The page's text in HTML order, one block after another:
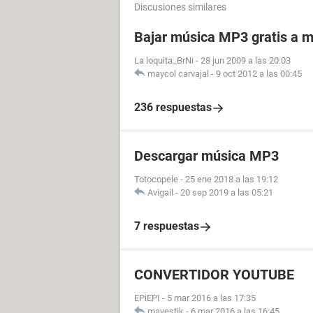
Discusiones similares
Bajar música MP3 gratis a
La loquita_BrNi - 28 jun 2009 a las 20:03
maycol carvajal - 9 oct 2012 a las 00:45
236 respuestas
Descargar música MP3
Totocopele - 25 ene 2018 a las 19:12
Avigail - 20 sep 2019 a las 05:21
7 respuestas
CONVERTIDOR YOUTUBE
EPiEPI - 5 mar 2016 a las 17:35